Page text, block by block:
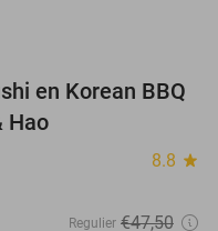
26%
en Korean BBQ
Hao
8.8 star
Regulier €47,50